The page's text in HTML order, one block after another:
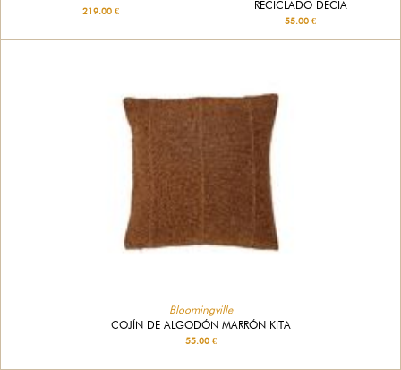
219.00 €
RECICLADO DECIA
55.00 €
Bloomingville
COJÍN DE ALGODÓN MARRÓN KITA
55.00 €